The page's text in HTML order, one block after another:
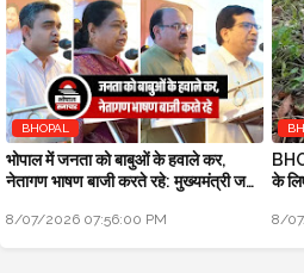
BHOPAL
भोपाल में जनता को बाबुओं के हवाले कर,
नेतागण भाषण बाजी करते रहे: मुख्यमंत्री जन
8/07/2026 07:56:00 PM
के
8/